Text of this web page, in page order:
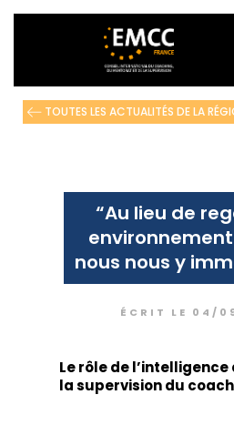
TOUTES LES ACTUALITÉS DE LA
“Au lieu de
nous nous y
ÉCRIT LE 04/
Le rôle de
la supervision du